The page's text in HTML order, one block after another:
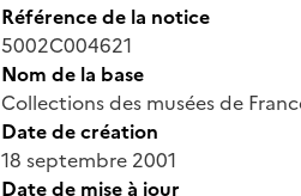
Référence de la notice
5002C004621
Nom de la base
Collections des musées de
Date de création
18 septembre 2001
Date de mise à jour